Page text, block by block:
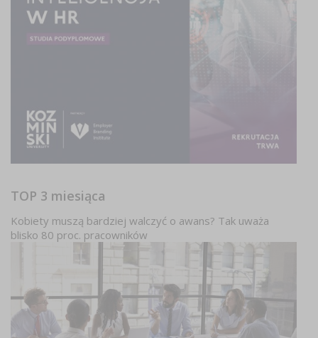
TOP 3 miesiąca
Kobiety muszą bardziej walczyć o awans? Tak uważa
blisko 80 proc. pracowników